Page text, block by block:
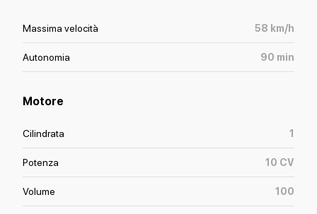
Massima velocità 58 km/h
Autonomia 90 min
Motore
Cilindrata 1
Potenza 10 CV
Volume 100